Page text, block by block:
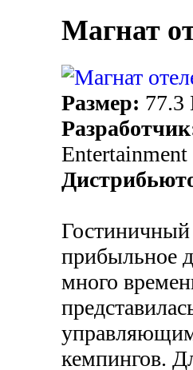
Магнат
Размер: 77.3
Entertainment
Гостиничный
прибыльное
много
кемпингов.